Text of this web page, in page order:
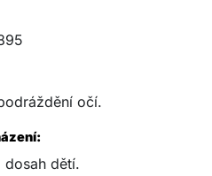
očí.
dosah dětí.